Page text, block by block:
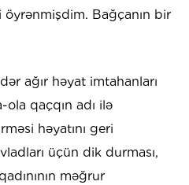
öyrənmişdim. Bağçanın bir
ağır həyat imtahanları
ola qaçqın adı ilə
həyatını geri
üçün dik durması,
məğrur